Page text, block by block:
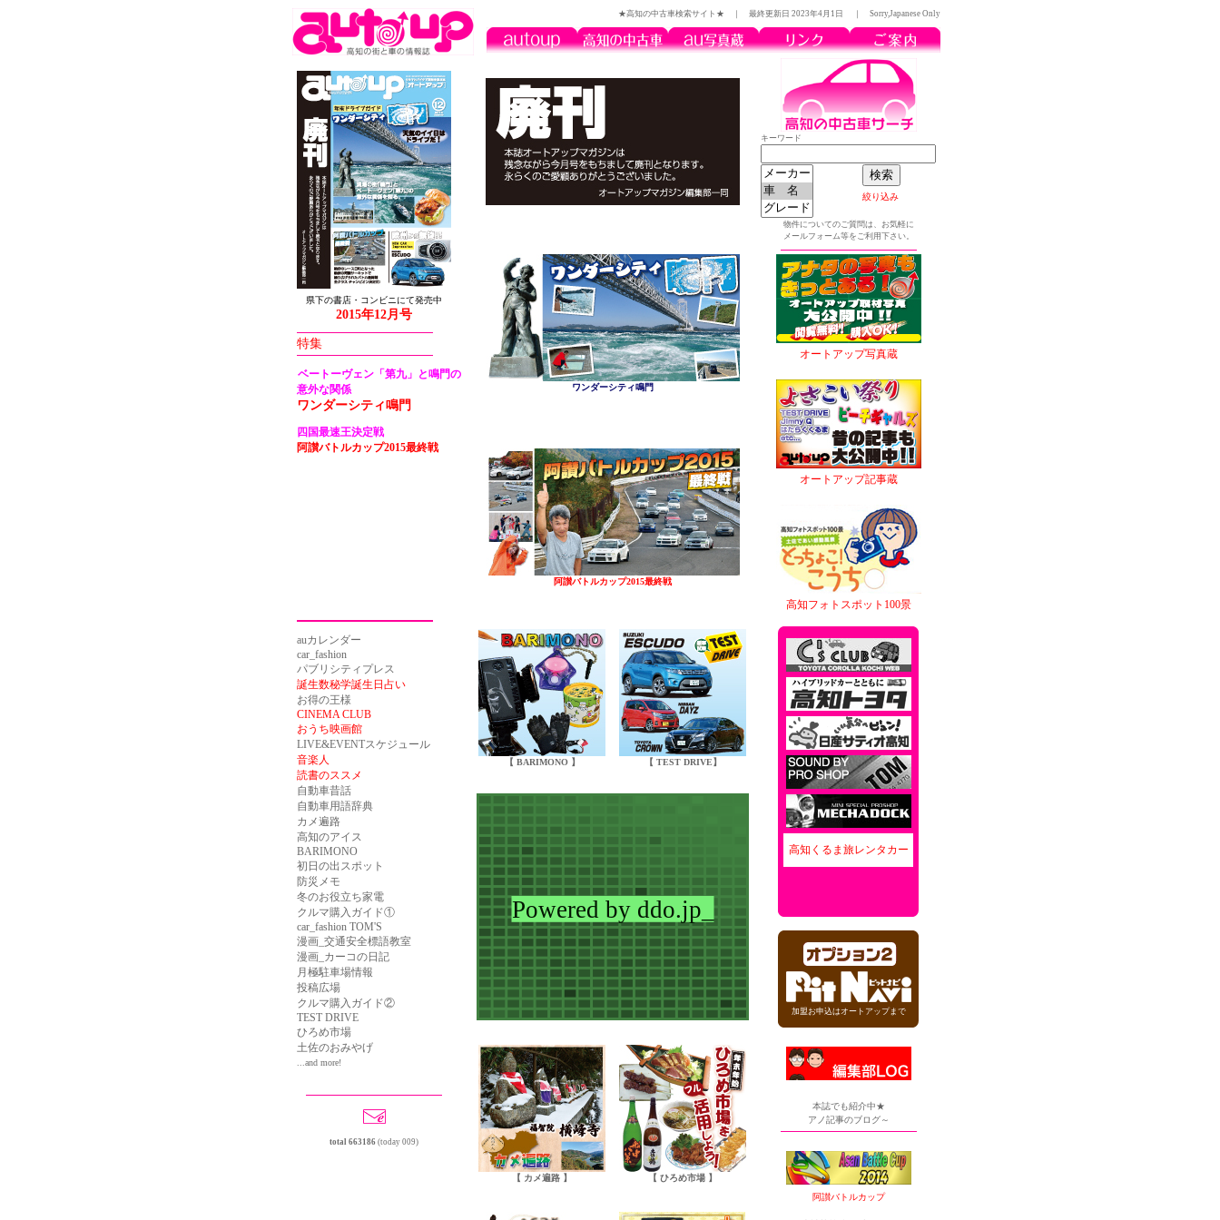
★高知の中古車検索サイト★ ｜ 最終更新日 2023年4月1日 ｜ Sorry,Japanese Only
県下の書店・コンビニにて発売中
2015年12月号
特集
ベートーヴェン「第九」と鳴門の
意外な関係
ワンダーシティ鳴門
四国最速王決定戦
阿讃バトルカップ2015最終戦
ワンダーシティ鳴門
阿讃バトルカップ2015最終戦
【 BARIMONO 】 【 TEST DRIVE】
【 カメ遍路 】 【 ひろめ市場 】
キーワード
絞り込み
物件についてのご質問は、お気軽に
メールフォーム等をご利用下さい。
オートアップ写真蔵
オートアップ記事蔵
高知フォトスポット100景
高知くるま旅レンタカー
加盟お申込はオートアップまで
本誌でも紹介中★
アノ記事のブログ～
阿讃バトルカップ
auカレンダー
car_fashion
パブリシティプレス
誕生数秘学誕生日占い
お得の王様
CINEMA CLUB
おうち映画館
LIVE&EVENTスケジュール
音楽人
読書のススメ
自動車昔話
自動車用語辞典
カメ遍路
高知のアイス
BARIMONO
初日の出スポット
防災メモ
冬のお役立ち家電
クルマ購入ガイド①
car_fashion TOM'S
漫画_交通安全標語教室
漫画_カーコの日記
月極駐車場情報
投稿広場
クルマ購入ガイド②
TEST DRIVE
ひろめ市場
土佐のおみやげ
...and more!
total 663186 (today 009)